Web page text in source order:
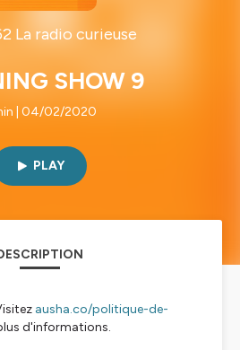
La radio curieuse
SHOW 9
| 04/02/2020
PLAY
ausha.co/politique-de-
d'informations.